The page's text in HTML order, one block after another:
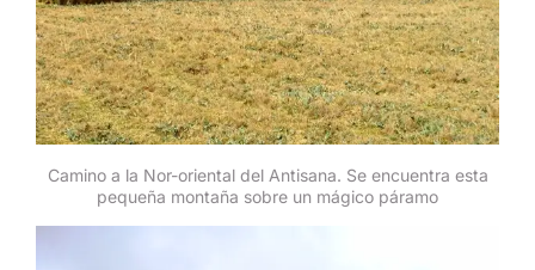
Camino a la Nor-oriental del Antisana. Se encuentra esta
pequeña montaña sobre un mágico páramo